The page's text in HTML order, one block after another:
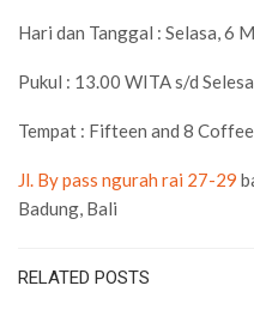
Hari dan Tanggal : Selasa, 6
Pukul : 13.00 WITA s/d
Tempat : Fifteen and 8
Jl. By pass ngurah rai 27-29
Badung, Bali
RELATED POSTS